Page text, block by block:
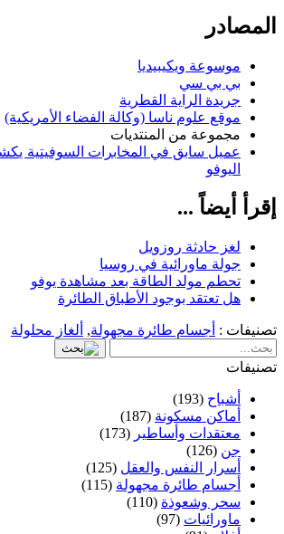
المصادر
موسوعة ويكيبيديا
بي بي سي
جريدة الراية القطرية
موقع علوم ناسا (وكالة الفضاء الأمريكية)
مجموعة من المنتديات
عميل سابق في المخابرات السوفيتية
اليوفو
إقرأ أيضاً ...
لغز حادثة روزويل
جولة ماورائية في روسيا
تحطم مولد الطاقة بعد مشاهدة يوفو
هل تعتقد بوجود الأطباق الطائرة
تصنيفات : أجسام طائرة مجهولة, ألغاز محلولة
تصنيفات
أشباح (193)
أماكن مسكونة (187)
معتقدات وأساطير (173)
جن (126)
أسرار النفس والعقل (125)
أجسام طائرة مجهولة (115)
سحر وشعوذة (110)
ماورائيات (97)